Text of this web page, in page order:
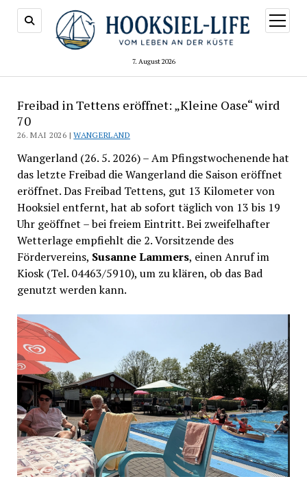
7. August 2026
Menü
öffnen
Freibad in Tettens eröffnet: „Kleine Oase“ wird
70
26. MAI 2026 |WANGERLAND
Wangerland (26. 5. 2026) – Am Pfingstwochenende hat
das letzte Freibad die Wangerland die Saison eröffnet
eröffnet. Das Freibad Tettens, gut 13 Kilometer von
Hooksiel entfernt, hat ab sofort täglich von 13 bis 19
Uhr geöffnet – bei freiem Eintritt. Bei zweifelhafter
Wetterlage empfiehlt die 2. Vorsitzende des
Fördervereins, Susanne Lammers, einen Anruf im
Kiosk (Tel. 04463/5910), um zu klären, ob das Bad
genutzt werden kann.